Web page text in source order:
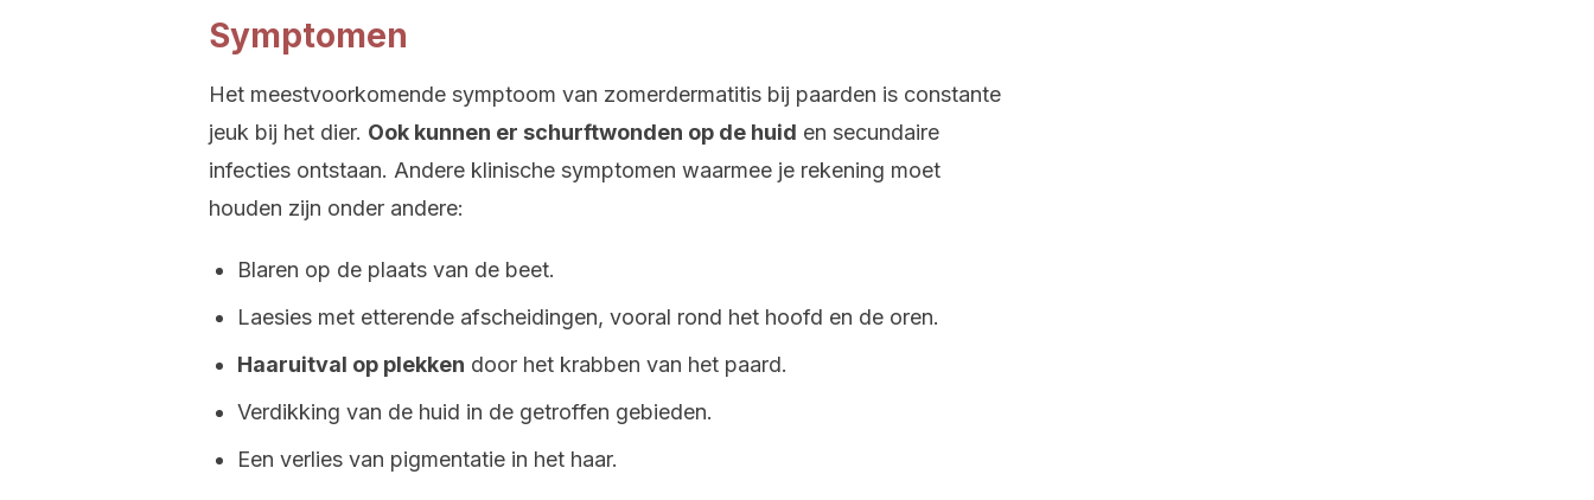
Symptomen
Het meestvoorkomende symptoom van zomerdermatitis bij paarden is constante
jeuk bij het dier. Ook kunnen er schurftwonden op de huid en secundaire
infecties ontstaan. Andere klinische symptomen waarmee je rekening moet
houden zijn onder andere:
Blaren op de plaats van de beet.
Laesies met etterende afscheidingen, vooral rond het hoofd en de oren.
Haaruitval op plekken door het krabben van het paard.
Verdikking van de huid in de getroffen gebieden.
Een verlies van pigmentatie in het haar.